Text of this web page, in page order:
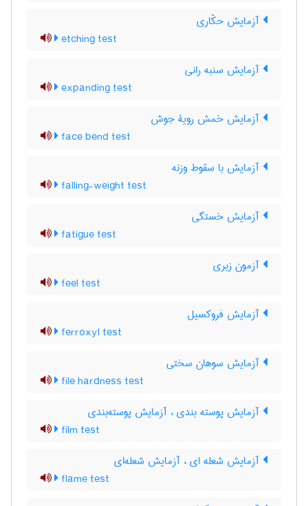
آزمایش حکّاری
etching test
آزمایش سنبه رانی
expanding test
آزمایش خمش رویۀ جوش
face bend test
آزمایش با سقوط وزنه
falling-weight test
آزمایش خستگی
fatigue test
آزمون زبری
feel test
آزمایش فروکسیل
ferroxyl test
آزمایش سوهان سختی
file hardness test
آزمایش پوسته بندی ، آزمایش پوسته‌بندی
film test
آزمایش شعله ای ، آزمایش شعله‌ای
flame test